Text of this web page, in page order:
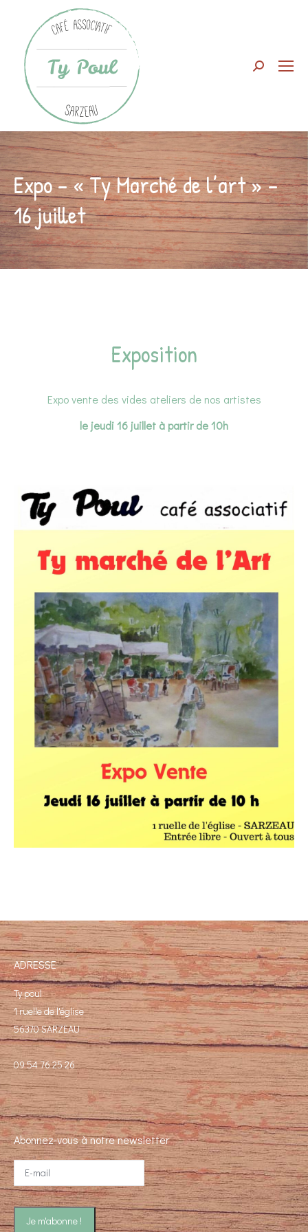
Search:
Expo – « Ty Marché de l’art » –
16 juillet
Exposition
Expo vente des vides ateliers de nos artistes
le jeudi 16 juillet à partir de 10h
ADRESSE
Ty poul
1 ruelle de l'église
56370 SARZEAU
09 54 76 25 26
Abonnez-vous à notre newsletter